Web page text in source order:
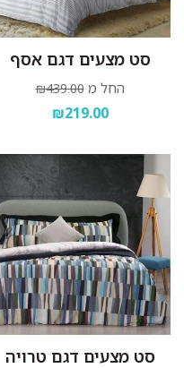
סט מצעים דגם אסף
החל מ ₪439.00
₪219.00
סט מצעים דגם טרויה